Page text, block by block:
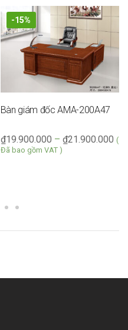
-15%
Bàn giám đốc AMA-200A47
19.900.000
₫ – 21.900.000
₫
(
Đã bao gồm VAT )